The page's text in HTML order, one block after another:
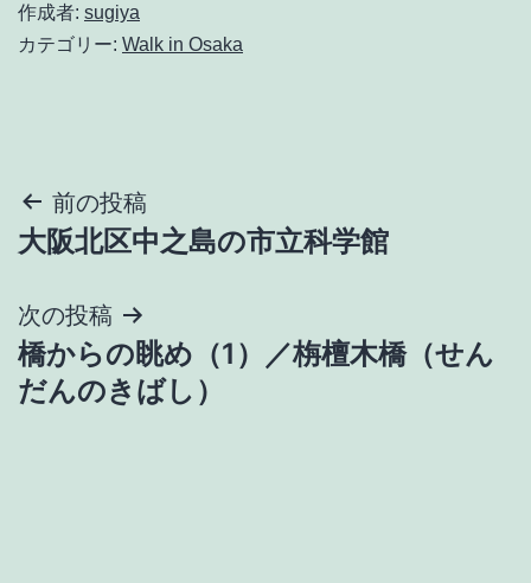
作成者: sugiya
カテゴリー: Walk in Osaka
投
稿
ナ
ビ
前の投稿
大阪北区中之島の市立科学館
次の投稿
橋からの眺め（1）／栴檀木橋（せん
だんのきばし）